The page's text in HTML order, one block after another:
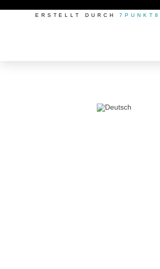
ERSTELLT DURCH